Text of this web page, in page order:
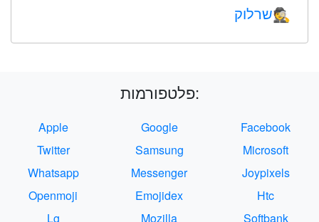
🕵️שרלוק
פלטפורמות:
Apple Google
Facebook
Twitter
Samsung
Microsoft
Whatsapp
Messenger
Joypixels
Openmoji
Emojidex
Htc
Lg
Mozilla
Softbank